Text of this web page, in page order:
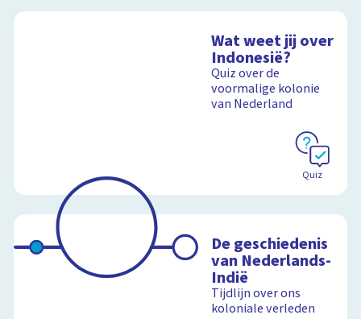
Wat weet jij over
Indonesië?
Quiz over de
voormalige kolonie
van Nederland
Quiz
De geschiedenis
van Nederlands-
Indië
Tijdlijn over ons
koloniale verleden